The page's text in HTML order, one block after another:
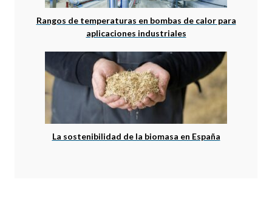
Rangos de temperaturas en bombas de calor para
aplicaciones industriales
La sostenibilidad de la biomasa en España